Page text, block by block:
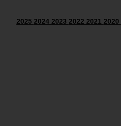
2025 2024 2023 2022 2021 2020